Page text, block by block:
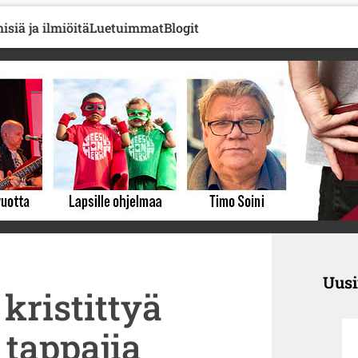
ja ilmiöitäLuetuimmatBlogit
kristittyä